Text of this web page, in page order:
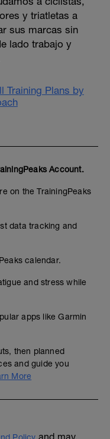
y triatletas a
sus marcas sin
lado trabajo y
Training Plans by
Account.
on the TrainingPeaks
data tracking and
calendar.
and stress while
apps like Garmin
then planned
and guide you
More
and may,